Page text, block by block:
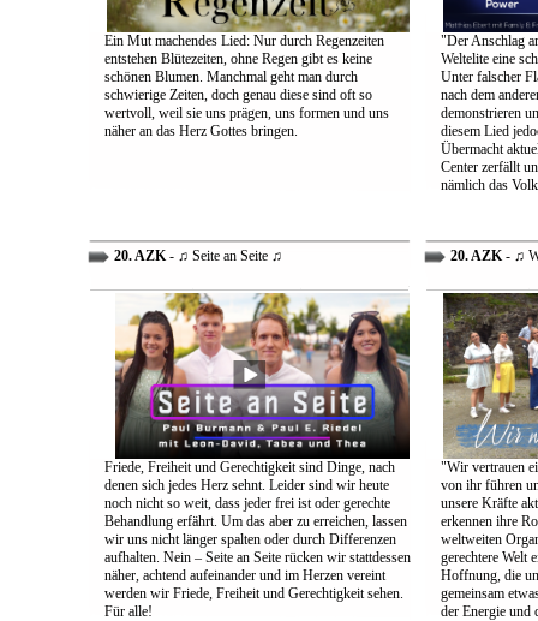
Ein Mut machendes Lied: Nur durch Regenzeiten
entstehen Blütezeiten, ohne Regen gibt es keine
schönen Blumen. Manchmal geht man durch
schwierige Zeiten, doch genau diese sind oft so
wertvoll, weil sie uns prägen, uns formen und uns
näher an das Herz Gottes bringen.
"Der Anschlag
Weltelite eine
Unter falscher
nach dem
demonstrieren
diesem Lied
Übermacht
Center zerfällt
nämlich das
20. AZK- ♫ Seite an Seite ♫
Friede, Freiheit und Gerechtigkeit sind Dinge, nach
denen sich jedes Herz sehnt. Leider sind wir heute
noch nicht so weit, dass jeder frei ist oder gerechte
Behandlung erfährt. Um das aber zu erreichen, lassen
wir uns nicht länger spalten oder durch Differenzen
aufhalten. Nein – Seite an Seite rücken wir stattdessen
näher, achtend aufeinander und im Herzen vereint
werden wir Friede, Freiheit und Gerechtigkeit sehen.
Für alle!
20. AZK- ♫
"Wir vertrauen
von ihr führen
unsere Kräfte
erkennen ihre
weltweiten
gerechtere Welt
Hoffnung, die
gemeinsam
der Energie und